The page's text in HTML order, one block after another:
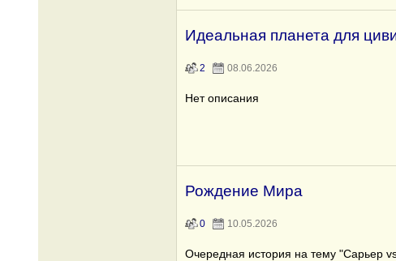
Идеальная планета для
2 08.06.2026
Нет описания
Рождение Мира
0 10.05.2026
Очередная история на тему "Сарьер